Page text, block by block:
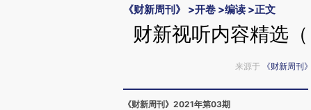
《财新周刊》 >开卷 >编读 >正文
财新视听内容精选
来源于 《财新周刊》
《财新周刊》2021年第03期